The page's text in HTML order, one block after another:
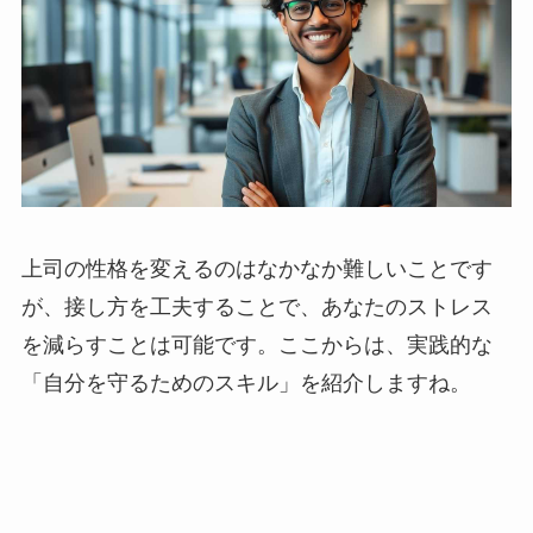
上司の性格を変えるのはなかなか難しいことです
が、接し方を工夫することで、あなたのストレス
を減らすことは可能です。ここからは、実践的な
「自分を守るためのスキル」を紹介しますね。